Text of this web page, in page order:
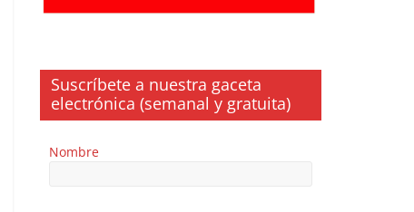
Suscríbete a nuestra gaceta
electrónica (semanal y gratuita)
Nombre